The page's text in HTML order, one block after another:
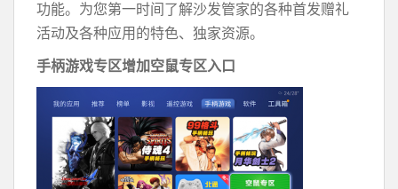
功能。为您第一时间了解沙发管家的各种首发赠礼
活动及各种应用的特色、独家资源。
手柄游戏专区增加空鼠专区入口